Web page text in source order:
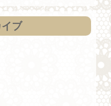
ブ